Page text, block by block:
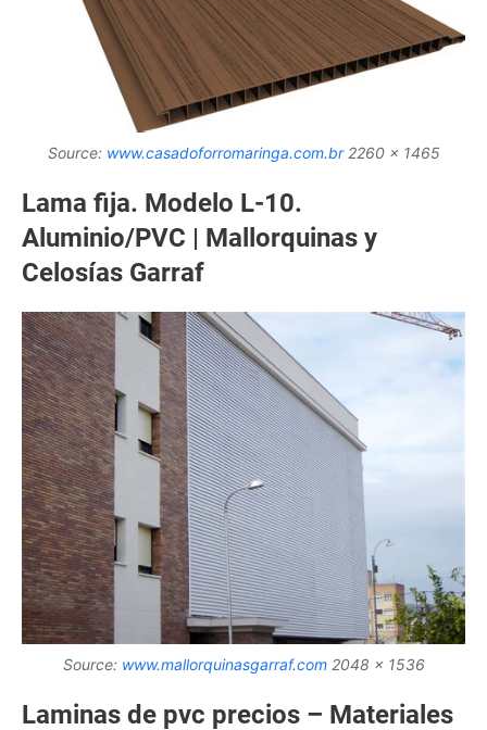
Source: www.casadoforromaringa.com.br2260 x 1465
Lama fija. Modelo L-10.
Aluminio/PVC | Mallorquinas y
Celosías Garraf
Source: www.mallorquinasgarraf.com2048 x 1536
Laminas de pvc precios – Materiales